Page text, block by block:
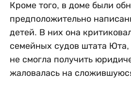
Кроме того, в доме были
предположительно
детей. В них она
семейных судов штата Юта,
не смогла получить
жаловалась на